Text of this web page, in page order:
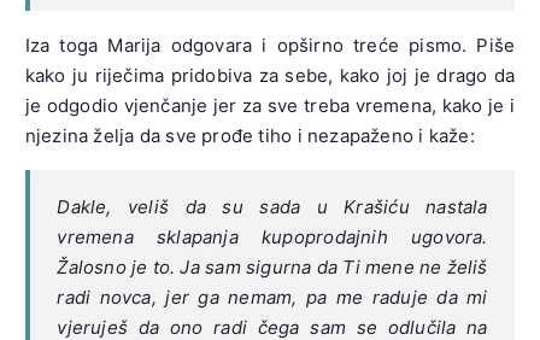
Iza toga Marija odgovara i opširno treće pismo. Piše
kako ju riječima pridobiva za sebe, kako joj je drago da
je odgodio vjenčanje jer za sve treba vremena, kako je i
njezina želja da sve prođe tiho i nezapaženo i kaže:
Dakle, veliš da su sada u Krašiću nastala
vremena sklapanja kupoprodajnih ugovora.
Žalosno je to. Ja sam sigurna da Ti mene ne želiš
radi novca, jer ga nemam, pa me raduje da mi
vjeruješ da ono radi čega sam se odlučila na